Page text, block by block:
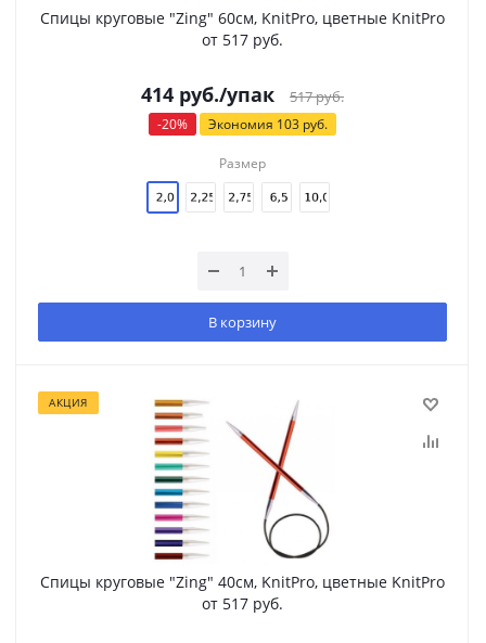
Спицы круговые "Zing" 60см, KnitPro, цветные KnitPro
от 517 руб.
414 руб./упак 517руб.
-20% Экономия 103 руб.
Размер
В корзину
АКЦИЯ
Спицы круговые "Zing" 40см, KnitPro, цветные KnitPro
от 517 руб.